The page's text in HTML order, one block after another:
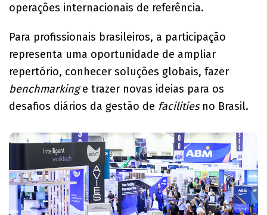
operações internacionais de referência.
Para profissionais brasileiros, a participação
representa uma oportunidade de ampliar
repertório, conhecer soluções globais, fazer
benchmarkinge trazer novas ideias para os
desafios diários da gestão de facilities no Brasil.